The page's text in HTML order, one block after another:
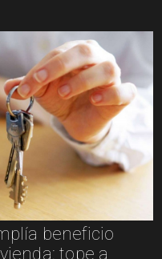
beneficio
tope a